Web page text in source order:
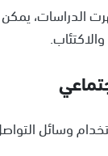
الدراسات،
وسائل